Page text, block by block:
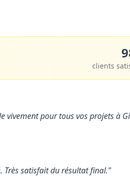
clients
vivement pour tous vos projets à
Très satisfait du résultat final."